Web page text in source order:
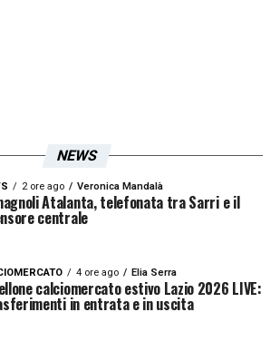
NEWS
2 ore ago Veronica Mandalà
Atalanta, telefonata tra Sarri e il
centrale
4 ore ago Elia Serra
calciomercato estivo Lazio 2026 LIVE:
in entrata e in uscita